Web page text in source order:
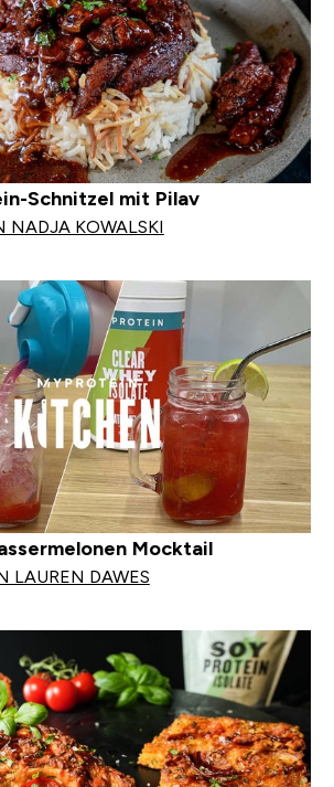
Schnitzel mit Pilav
NADJA KOWALSKI
Mocktail
LAUREN DAWES